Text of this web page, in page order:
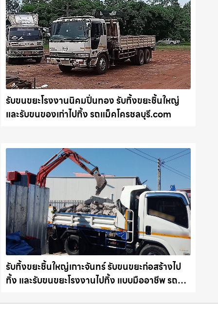
รับขนขยะโรงงานนิคมปิ่นทอง รับทิ้งขยะชิ้นใหญ่
และรับขนของเก่าไปทิ้ง รถแม็คโครชลบุรี.com
รับทิ้งขยะชิ้นใหญ่เกาะจันทร์ รับขนขยะก่อสร้างไป
ทิ้ง และรับขนขยะโรงงานไปทิ้ง แบบมืออาชีพ รถ